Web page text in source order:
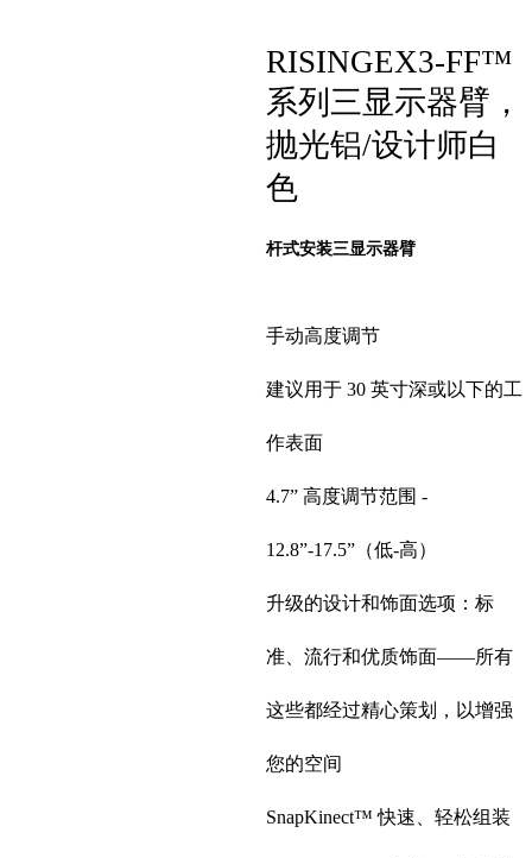
RISINGEX3-FF™
系列三显示器臂，
抛光铝/设计师白
色
杆式安装三显示器臂
手动高度调节
建议用于 30 英寸深或以下的工
作表面
4.7” 高度调节范围 -
12.8”-17.5”（低-高）
升级的设计和饰面选项：标
准、流行和优质饰面——所有
这些都经过精心策划，以增强
您的空间
SnapKinect™ 快速、轻松组装